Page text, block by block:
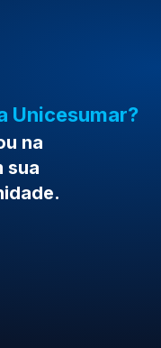
Unicesumar?
na
sua